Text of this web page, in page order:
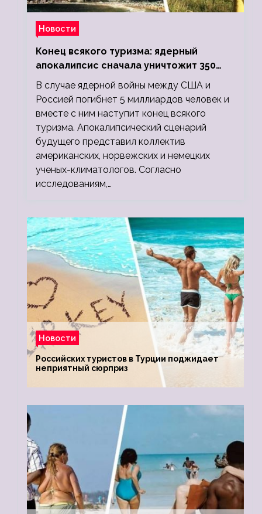
Новости
Конец всякого туризма: ядерный
апокалипсис сначала уничтожит 350
миллионов, а потом 5 миллиардов
людей
В случае ядерной войны между США и
Россией погибнет 5 миллиардов человек и
вместе с ним наступит конец всякого
туризма. Апокалипсический сценарий
будущего представил коллектив
американских, норвежских и немецких
ученых-климатологов. Согласно
исследованиям,…
Новости
Российских туристов в Турции поджидает
неприятный сюрприз